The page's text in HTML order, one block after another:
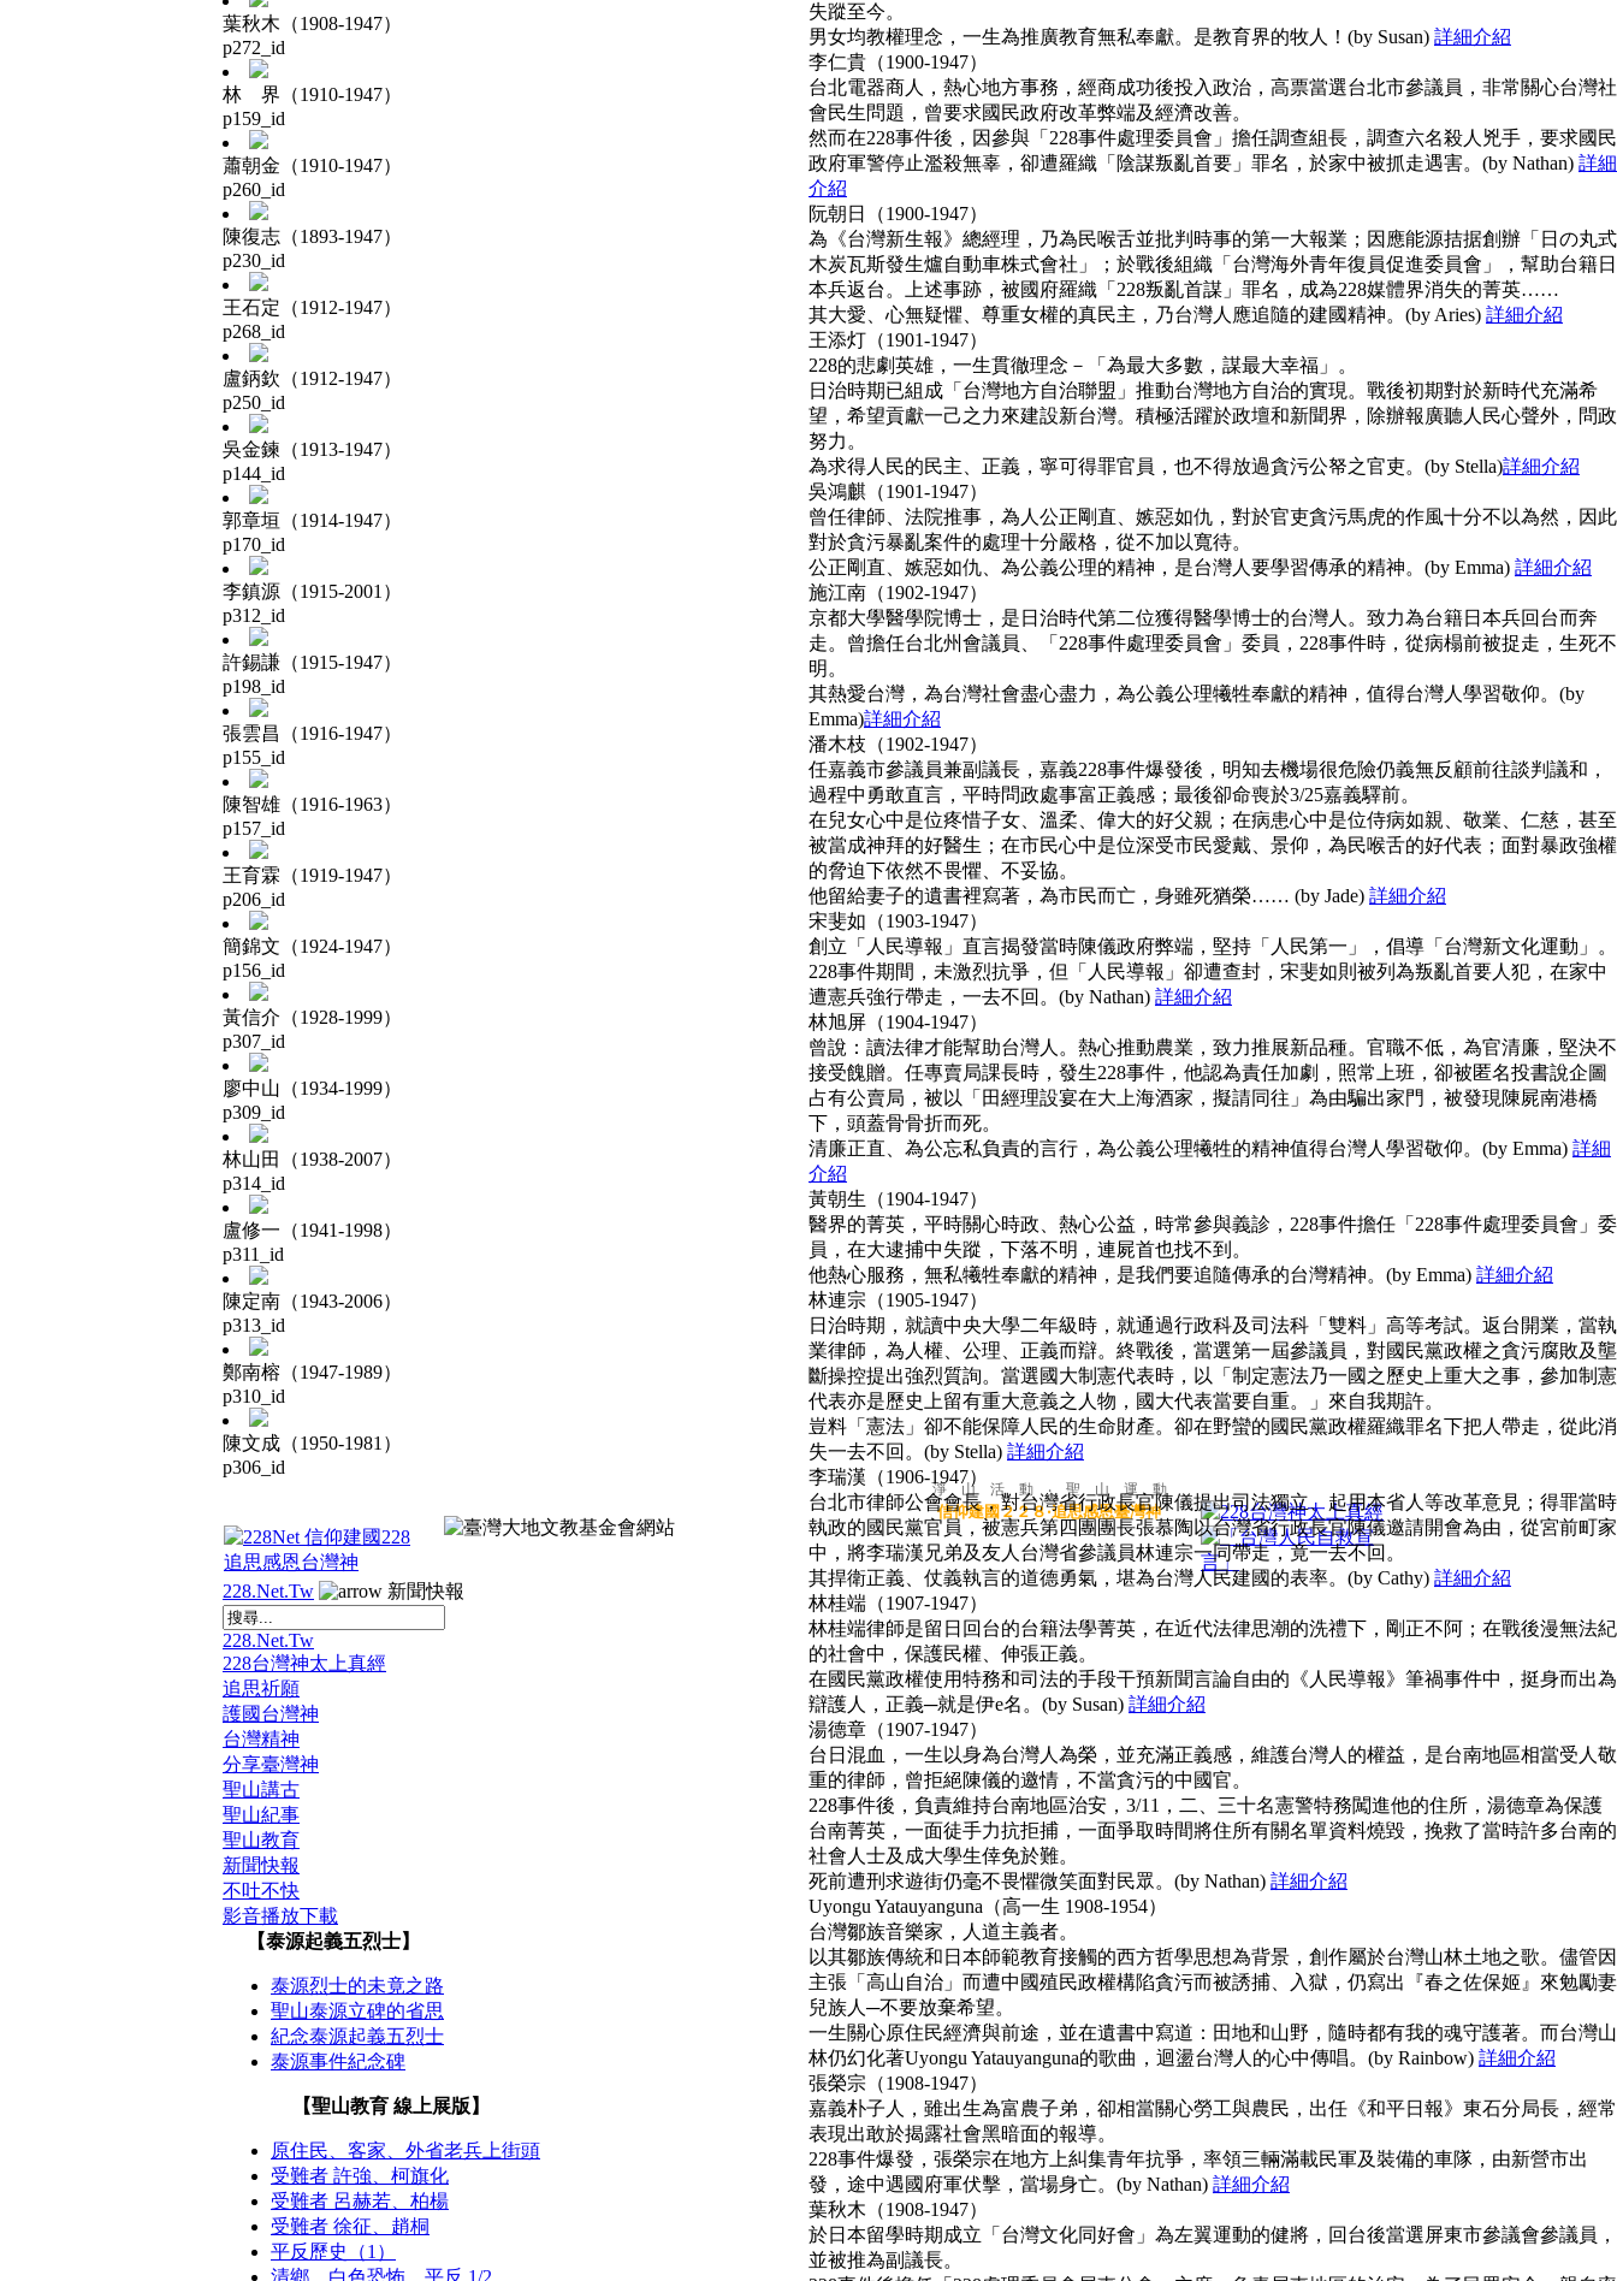
失蹤至今。
男女均教權理念，一生為推廣教育無私奉獻。是教育界的牧人！(by Susan) 詳細介紹
李仁貴（1900-1947）
台北電器商人，熱心地方事務，經商成功後投入政治，高票當選台北市參議員，非常關心台灣社
會民生問題，曾要求國民政府改革弊端及經濟改善。
然而在228事件後，因參與「228事件處理委員會」擔任調查組長，調查六名殺人兇手，要求國民
政府軍警停止濫殺無辜，卻遭羅織「陰謀叛亂首要」罪名，於家中被抓走遇害。(by Nathan) 詳細
介紹
阮朝日（1900-1947）
為《台灣新生報》總經理，乃為民喉舌並批判時事的第一大報業；因應能源拮据創辦「日の丸式
木炭瓦斯發生爐自動車株式會社」；於戰後組織「台灣海外青年復員促進委員會」，幫助台籍日
本兵返台。上述事跡，被國府羅織「228叛亂首謀」罪名，成為228媒體界消失的菁英……
其大愛、心無疑懼、尊重女權的真民主，乃台灣人應追隨的建國精神。(by Aries) 詳細介紹
王添灯（1901-1947）
228的悲劇英雄，一生貫徹理念－「為最大多數，謀最大幸福」。
日治時期已組成「台灣地方自治聯盟」推動台灣地方自治的實現。戰後初期對於新時代充滿希
望，希望貢獻一己之力來建設新台灣。積極活躍於政壇和新聞界，除辦報廣聽人民心聲外，問政
努力。
為求得人民的民主、正義，寧可得罪官員，也不得放過貪污公帑之官吏。(by Stella)詳細介紹
吳鴻麒（1901-1947）
曾任律師、法院推事，為人公正剛直、嫉惡如仇，對於官吏貪污馬虎的作風十分不以為然，因此
對於貪污暴亂案件的處理十分嚴格，從不加以寬待。
公正剛直、嫉惡如仇、為公義公理的精神，是台灣人要學習傳承的精神。(by Emma) 詳細介紹
施江南（1902-1947）
京都大學醫學院博士，是日治時代第二位獲得醫學博士的台灣人。致力為台籍日本兵回台而奔
走。曾擔任台北州會議員、「228事件處理委員會」委員，228事件時，從病榻前被捉走，生死不
明。
其熱愛台灣，為台灣社會盡心盡力，為公義公理犧牲奉獻的精神，值得台灣人學習敬仰。(by
Emma)詳細介紹
潘木枝（1902-1947）
任嘉義市參議員兼副議長，嘉義228事件爆發後，明知去機場很危險仍義無反顧前往談判議和，
過程中勇敢直言，平時問政處事富正義感；最後卻命喪於3/25嘉義驛前。
在兒女心中是位疼惜子女、溫柔、偉大的好父親；在病患心中是位侍病如親、敬業、仁慈，甚至
被當成神拜的好醫生；在市民心中是位深受市民愛戴、景仰，為民喉舌的好代表；面對暴政強權
的脅迫下依然不畏懼、不妥協。
他留給妻子的遺書裡寫著，為市民而亡，身雖死猶榮…… (by Jade) 詳細介紹
宋斐如（1903-1947）
創立「人民導報」直言揭發當時陳儀政府弊端，堅持「人民第一」，倡導「台灣新文化運動」。
228事件期間，未激烈抗爭，但「人民導報」卻遭查封，宋斐如則被列為叛亂首要人犯，在家中
遭憲兵強行帶走，一去不回。(by Nathan) 詳細介紹
林旭屏（1904-1947）
曾說：讀法律才能幫助台灣人。熱心推動農業，致力推展新品種。官職不低，為官清廉，堅決不
接受餽贈。任專賣局課長時，發生228事件，他認為責任加劇，照常上班，卻被匿名投書說企圖
占有公賣局，被以「田經理設宴在大上海酒家，擬請同往」為由騙出家門，被發現陳屍南港橋
下，頭蓋骨骨折而死。
清廉正直、為公忘私負責的言行，為公義公理犧牲的精神值得台灣人學習敬仰。(by Emma) 詳細
介紹
黃朝生（1904-1947）
醫界的菁英，平時關心時政、熱心公益，時常參與義診，228事件擔任「228事件處理委員會」委
員，在大逮捕中失蹤，下落不明，連屍首也找不到。
他熱心服務，無私犧牲奉獻的精神，是我們要追隨傳承的台灣精神。(by Emma) 詳細介紹
林連宗（1905-1947）
日治時期，就讀中央大學二年級時，就通過行政科及司法科「雙料」高等考試。返台開業，當執
業律師，為人權、公理、正義而辯。終戰後，當選第一屆參議員，對國民黨政權之貪污腐敗及壟
斷操控提出強烈質詢。當選國大制憲代表時，以「制定憲法乃一國之歷史上重大之事，參加制憲
代表亦是歷史上留有重大意義之人物，國大代表當要自重。」來自我期許。
豈料「憲法」卻不能保障人民的生命財產。卻在野蠻的國民黨政權羅織罪名下把人帶走，從此消
失一去不回。(by Stella) 詳細介紹
李瑞漢（1906-1947）
台北市律師公會會長，對台灣省行政長官陳儀提出司法獨立、起用本省人等改革意見；得罪當時
執政的國民黨官員，被憲兵第四團團長張慕陶以台灣省行政長官陳儀邀請開會為由，從宮前町家
中，將李瑞漢兄弟及友人台灣省參議員林連宗一同帶走，竟一去不回。
其捍衛正義、仗義執言的道德勇氣，堪為台灣人民建國的表率。(by Cathy) 詳細介紹
林桂端（1907-1947）
林桂端律師是留日回台的台籍法學菁英，在近代法律思潮的洗禮下，剛正不阿；在戰後漫無法紀
的社會中，保護民權、伸張正義。
在國民黨政權使用特務和司法的手段干預新聞言論自由的《人民導報》筆禍事件中，挺身而出為
辯護人，正義─就是伊e名。(by Susan) 詳細介紹
湯德章（1907-1947）
台日混血，一生以身為台灣人為榮，並充滿正義感，維護台灣人的權益，是台南地區相當受人敬
重的律師，曾拒絕陳儀的邀情，不當貪污的中國官。
228事件後，負責維持台南地區治安，3/11，二、三十名憲警特務闖進他的住所，湯德章為保護
台南菁英，一面徒手力抗拒捕，一面爭取時間將住所有關名單資料燒毀，挽救了當時許多台南的
社會人士及成大學生倖免於難。
死前遭刑求遊街仍毫不畏懼微笑面對民眾。(by Nathan) 詳細介紹
Uyongu Yatauyanguna（高一生 1908-1954）
台灣鄒族音樂家，人道主義者。
以其鄒族傳統和日本師範教育接觸的西方哲學思想為背景，創作屬於台灣山林土地之歌。儘管因
主張「高山自治」而遭中國殖民政權構陷貪污而被誘捕、入獄，仍寫出『春之佐保姬』來勉勵妻
兒族人─不要放棄希望。
一生關心原住民經濟與前途，並在遺書中寫道：田地和山野，隨時都有我的魂守護著。而台灣山
林仍幻化著Uyongu Yatauyanguna的歌曲，迴盪台灣人的心中傳唱。(by Rainbow) 詳細介紹
張榮宗（1908-1947）
嘉義朴子人，雖出生為富農子弟，卻相當關心勞工與農民，出任《和平日報》東石分局長，經常
表現出敢於揭露社會黑暗面的報導。
228事件爆發，張榮宗在地方上糾集青年抗爭，率領三輛滿載民軍及裝備的車隊，由新營市出
發，途中遇國府軍伏擊，當場身亡。(by Nathan) 詳細介紹
葉秋木（1908-1947）
於日本留學時期成立「台灣文化同好會」為左翼運動的健將，回台後當選屏東市參議會參議員，
並被推為副議長。
葉秋木（1908-1947）
p272_id
林 界（1910-1947）
p159_id
蕭朝金（1910-1947）
p260_id
陳復志（1893-1947）
p230_id
王石定（1912-1947）
p268_id
盧鈵欽（1912-1947）
p250_id
吳金鍊（1913-1947）
p144_id
郭章垣（1914-1947）
p170_id
李鎮源（1915-2001）
p312_id
許錫謙（1915-1947）
p198_id
張雲昌（1916-1947）
p155_id
陳智雄（1916-1963）
p157_id
王育霖（1919-1947）
p206_id
簡錦文（1924-1947）
p156_id
黃信介（1928-1999）
p307_id
廖中山（1934-1999）
p309_id
林山田（1938-2007）
p314_id
盧修一（1941-1998）
p311_id
陳定南（1943-2006）
p313_id
鄭南榕（1947-1989）
p310_id
陳文成（1950-1981）
p306_id
淨 山 活 動 ‧ 聖 山 運 動
信仰建國２２８‧追思感恩臺灣神
228.Net.Tw 新聞快報
228.Net.Tw
228台灣神太上真經
追思祈願
護國台灣神
台灣精神
分享臺灣神
聖山講古
聖山紀事
聖山教育
新聞快報
不吐不快
影音播放下載
【泰源起義五烈士】
泰源烈士的未竟之路
聖山泰源立碑的省思
紀念泰源起義五烈士
泰源事件紀念碑
【聖山教育 線上展版】
原住民、客家、外省老兵上街頭
受難者 許強、柯旗化
受難者 呂赫若、柏楊
受難者 徐征、趙桐
平反歷史（1）
清鄉．白色恐怖．平反 1/2